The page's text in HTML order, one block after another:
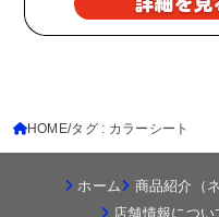
HOME タグ : カラーシート
ホーム 商品紹介（
店舗情報につい